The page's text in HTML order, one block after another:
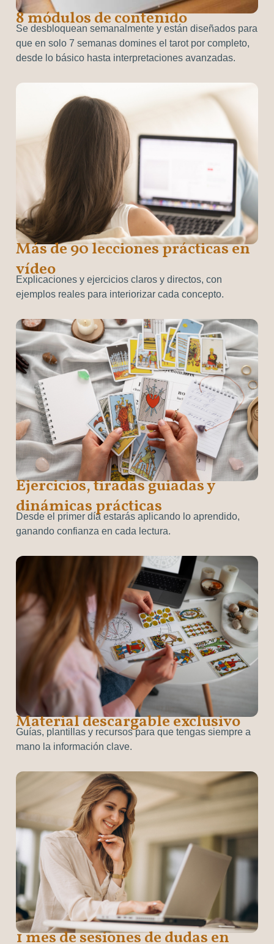
8 módulos de contenido
Se desbloquean semanalmente y están diseñados para
que en solo 7 semanas domines el tarot por completo,
desde lo básico hasta interpretaciones avanzadas.
Más de 90 lecciones prácticas en
vídeo
Explicaciones y ejercicios claros y directos, con
ejemplos reales para interiorizar cada concepto.
Ejercicios, tiradas guiadas y
dinámicas prácticas
Desde el primer día estarás aplicando lo aprendido,
ganando confianza en cada lectura.
Material descargable exclusivo
Guías, plantillas y recursos para que tengas siempre a
mano la información clave.
1 mes de sesiones de dudas en